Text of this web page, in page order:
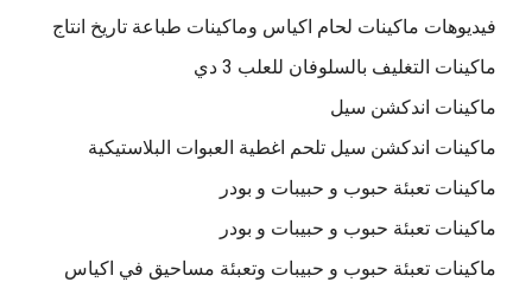
فيديوهات ماكينات لحام اكياس وماكينات طباعة تاريخ انتاج
ماكينات التغليف بالسلوفان للعلب 3 دي
ماكينات اندكشن سيل
ماكينات اندكشن سيل تلحم اغطية العبوات البلاستيكية
ماكينات تعبئة حبوب و حبيبات و بودر
ماكينات تعبئة حبوب و حبيبات و بودر
ماكينات تعبئة حبوب و حبيبات وتعبئة مساحيق في اكياس